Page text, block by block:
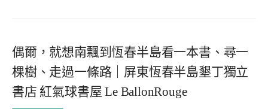
偶爾，就想南飄到恆春半島看一本書、尋一
棵樹、走過一條路｜屏東恆春半島墾丁獨立
書店 紅氣球書屋 Le BallonRouge